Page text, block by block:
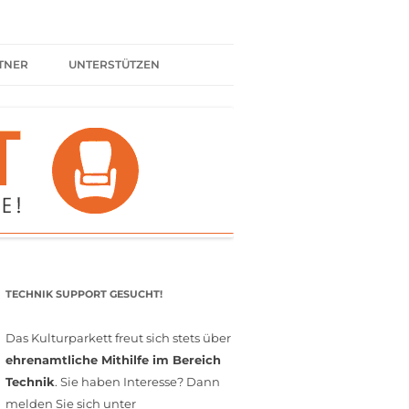
UNTERSTÜTZEN
SPENDEN
FÖRDERMITGLIED WERDEN
MITGLIEDSCHAFT
TECHNIK SUPPORT GESUCHT!
Das Kulturparkett freut sich stets über
ehrenamtliche Mithilfe im Bereich
Technik. Sie haben Interesse? Dann
melden Sie sich unter